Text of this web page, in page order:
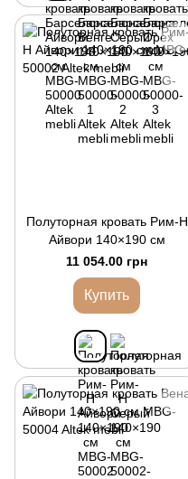
Полуторная кровать Рим-Н
Айвори 140×190 см
11 054.00 грн
Купить